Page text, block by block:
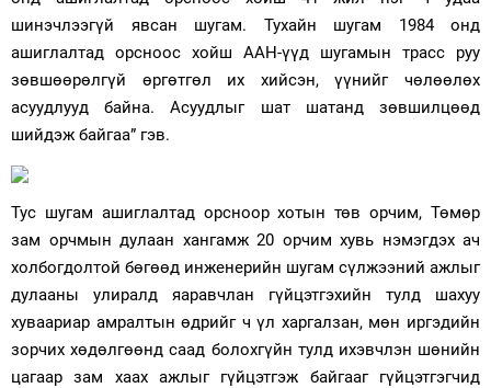
шинэчлээгүй явсан шугам. Тухайн шугам 1984 онд
ашиглалтад орсноос хойш ААН-үүд шугамын трасс руу
зөвшөөрөлгүй өргөтгөл их хийсэн, үүнийг чөлөөлөх
асуудлууд байна. Асуудлыг шат шатанд зөвшилцөөд
шийдэж байгаа” гэв.
Тус шугам ашиглалтад орсноор хотын төв орчим, Төмөр
зам орчмын дулаан хангамж 20 орчим хувь нэмэгдэх ач
холбогдолтой бөгөөд инженерийн шугам сүлжээний ажлыг
дулааны улиралд яаравчлан гүйцэтгэхийн тулд шахуу
хуваариар амралтын өдрийг ч үл харгалзан, мөн иргэдийн
зорчих хөдөлгөөнд саад болохгүйн тулд ихэвчлэн шөнийн
цагаар зам хаах ажлыг гүйцэтгэж байгааг гүйцэтгэгчид